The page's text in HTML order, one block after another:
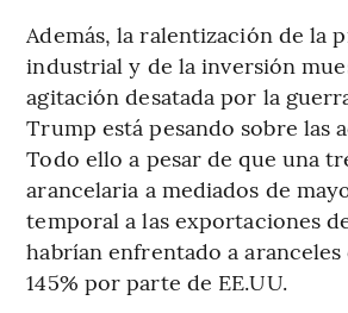
Además, la ralentización de la
industrial y de la inversión
agitación desatada por la
Trump está pesando sobre las
Todo ello a pesar de que una
arancelaria a mediados de
temporal a las exportaciones
habrían enfrentado a aranceles
145% por parte de EE.UU.